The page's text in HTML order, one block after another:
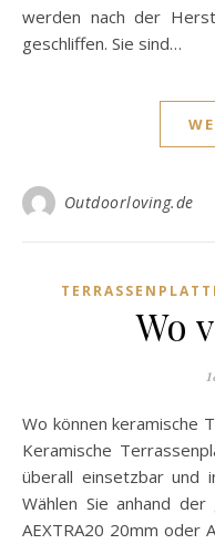
werden nach der
geschliffen. Sie sind…
Outdoorloving.de
Wo
Wo können keramische Terrassenplatten verlegt werden ?
Keramische
überall einsetzbar und
Wählen Sie anhand
AEXTRA20 20mm oder